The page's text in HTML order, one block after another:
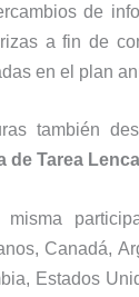
de
a fin de
en el plan
también
de Tarea
Canadá,
Estados